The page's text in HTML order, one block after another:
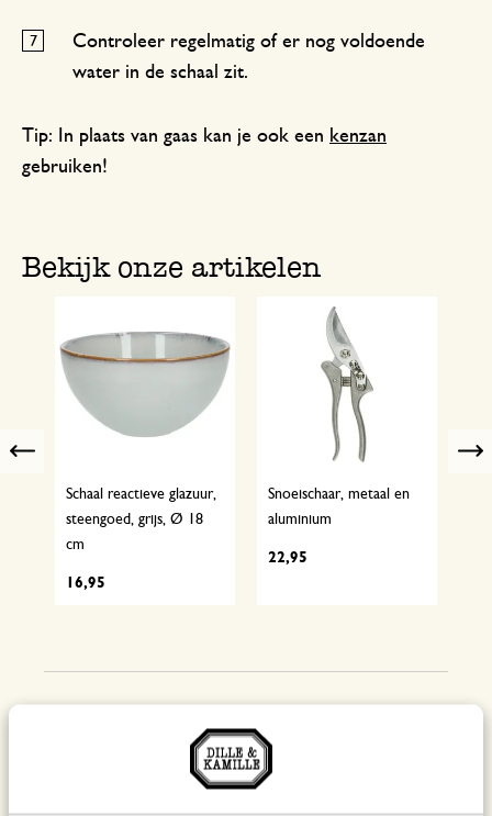
Controleer regelmatig of er nog voldoende
water in de schaal zit.
Tip: In plaats van gaas kan je ook een kenzan
gebruiken!
Bekijk onze artikelen
Schaal reactieve glazuur,
steengoed, grijs, Ø 18
cm
16,95
Snoeischaar, metaal en
aluminium
22,95
Tips en inspiratie